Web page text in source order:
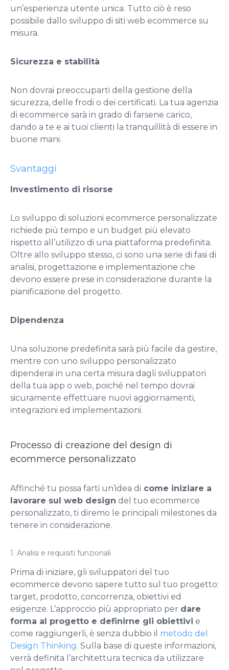
un’esperienza utente unica. Tutto ciò è reso
possibile dallo sviluppo di siti web ecommerce su
misura.
Sicurezza e stabilità
Non dovrai preoccuparti della gestione della
sicurezza, delle frodi o dei certificati. La tua agenzia
di ecommerce sarà in grado di farsene carico,
dando a te e ai tuoi clienti la tranquillità di essere in
buone mani.
Svantaggi
Investimento di risorse
Lo sviluppo di soluzioni ecommerce personalizzate
richiede più tempo e un budget più elevato
rispetto all’utilizzo di una piattaforma predefinita.
Oltre allo sviluppo stesso, ci sono una serie di fasi di
analisi, progettazione e implementazione che
devono essere prese in considerazione durante la
pianificazione del progetto.
Dipendenza
Una soluzione predefinita sarà più facile da gestire,
mentre con uno sviluppo personalizzato
dipenderai in una certa misura dagli sviluppatori
della tua app o web, poiché nel tempo dovrai
sicuramente effettuare nuovi aggiornamenti,
integrazioni ed implementazioni.
Processo di creazione del design di
ecommerce personalizzato
Affinché tu possa farti un’idea di come iniziare a
lavorare sul web design del tuo ecommerce
personalizzato, ti diremo le principali milestones da
tenere in considerazione.
1. Analisi e requisiti funzionali
Prima di iniziare, gli sviluppatori del tuo
ecommerce devono sapere tutto sul tuo progetto:
target, prodotto, concorrenza, obiettivi ed
esigenze. L’approccio più appropriato per dare
forma al progetto e definirne gli obiettivi e
come raggiungerli, è senza dubbio il metodo del
Design Thinking. Sulla base di queste informazioni,
verrà definita l’architettura tecnica da utilizzare